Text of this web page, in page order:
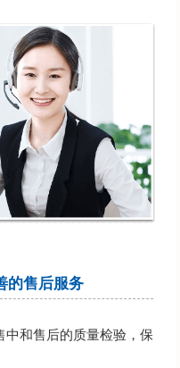
的售后服务
中和售后的质量检验，保